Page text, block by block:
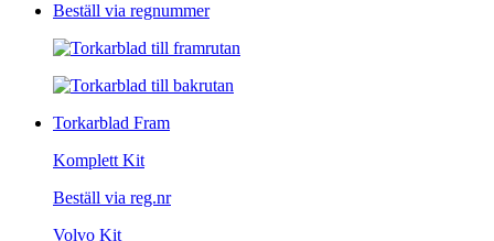
Beställ via regnummer
Torkarblad Fram
Komplett Kit
Beställ via reg.nr
Volvo Kit